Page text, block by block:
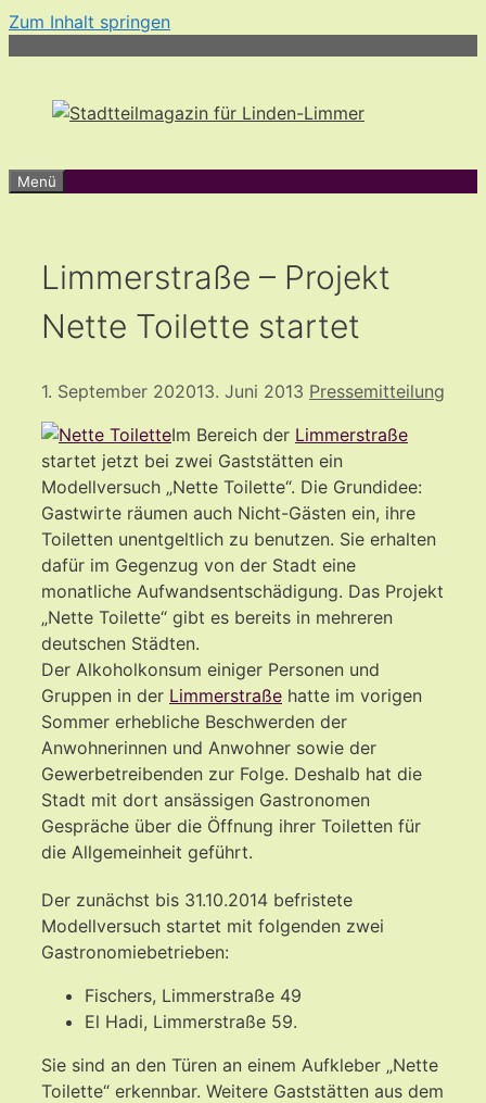
Zum Inhalt springen
Menü
Limmerstraße – Projekt
Nette Toilette startet
1. September 202013. Juni 2013 Pressemitteilung
Im Bereich der Limmerstraße
startet jetzt bei zwei Gaststätten ein
Modellversuch „Nette Toilette“. Die Grundidee:
Gastwirte räumen auch Nicht-Gästen ein, ihre
Toiletten unentgeltlich zu benutzen. Sie erhalten
dafür im Gegenzug von der Stadt eine
monatliche Aufwandsentschädigung. Das Projekt
„Nette Toilette“ gibt es bereits in mehreren
deutschen Städten.
Der Alkoholkonsum einiger Personen und
Gruppen in der Limmerstraße hatte im vorigen
Sommer erhebliche Beschwerden der
Anwohnerinnen und Anwohner sowie der
Gewerbetreibenden zur Folge. Deshalb hat die
Stadt mit dort ansässigen Gastronomen
Gespräche über die Öffnung ihrer Toiletten für
die Allgemeinheit geführt.
Der zunächst bis 31.10.2014 befristete
Modellversuch startet mit folgenden zwei
Gastronomiebetrieben:
Fischers, Limmerstraße 49
El Hadi, Limmerstraße 59.
Sie sind an den Türen an einem Aufkleber „Nette
Toilette“ erkennbar. Weitere Gaststätten aus dem